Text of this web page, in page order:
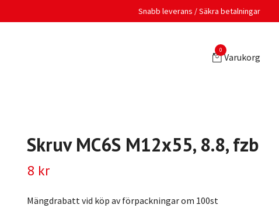
Snabb leverans / Säkra betalningar
0
Varukorg
Skruv MC6S M12x55, 8.8, fzb
8 kr
Mängdrabatt vid köp av förpackningar om 100st